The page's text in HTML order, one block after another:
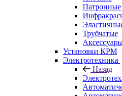
Патронные
Трубчатые
Установки КРМ
Электротехника
Назад